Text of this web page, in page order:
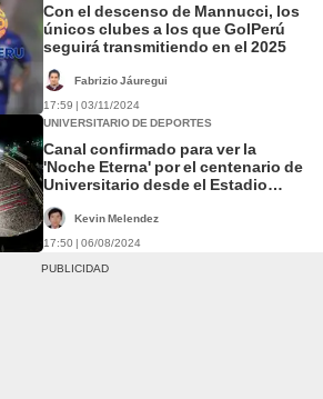
Con el descenso de Mannucci, los
únicos clubes a los que GolPerú
seguirá transmitiendo en el 2025
Fabrizio Jáuregui
17:59 | 03/11/2024
UNIVERSITARIO DE DEPORTES
Canal confirmado para ver la
'Noche Eterna' por el centenario de
Universitario desde el Estadio
Kevin Melendez
17:50 | 06/08/2024